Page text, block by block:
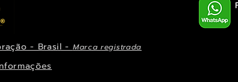
rápida
shuttleworthii e
Orquídea Laelia autumnalis, rara
rápida
de Fada Bebê para
Belíssima imagem de Fada das
rápida
e elfo para decorar
Belíssima imagem de Fada das
- Brasil - Marca registrada